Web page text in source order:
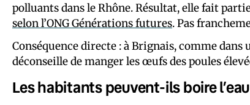
polluants dans le Rhône. Résultat, elle fait
selon l’ONG Générations futures. Pas
Conséquence directe : à Brignais, comme
déconseille de manger les œufs des poules
Les habitants peuvent-ils boire